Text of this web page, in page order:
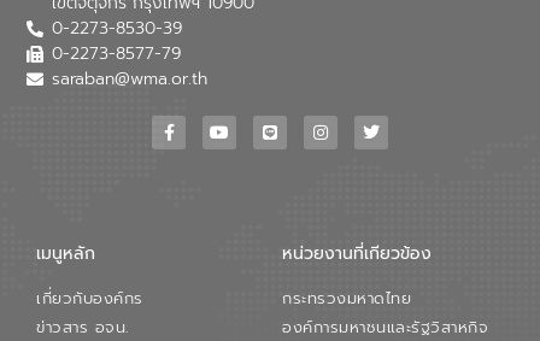
0-2273-8530-39
0-2273-8577-79
saraban@wma.or.th
เมนูหลัก
เกี่ยวกับองค์กร
ข่าวสาร อจน.
หน่วยงานที่เกียวข้อง
กระทรวงมหาดไทย
องค์การมหาชนและรัฐวิสาหกิจ